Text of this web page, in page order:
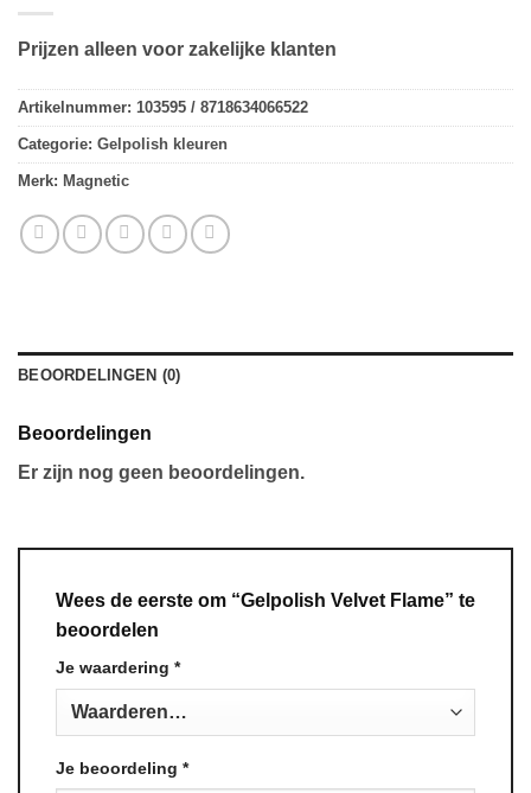
Prijzen alleen voor zakelijke klanten
Artikelnummer: 103595 / 8718634066522
Categorie: Gelpolish kleuren
Merk: Magnetic
BEOORDELINGEN (0)
Beoordelingen
Er zijn nog geen beoordelingen.
Wees de eerste om “Gelpolish Velvet Flame” te
beoordelen
Je waardering *
Je beoordeling *